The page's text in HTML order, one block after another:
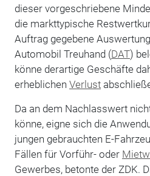
dieser vorgeschriebene
die markttypische
Auftrag gegebene
Automobil Treuhand (DAT)
könne derartige Geschäfte
erheblichen Verlust
Da an dem Nachlasswert
könne, eigne sich die
jungen gebrauchten E-
Fällen für Vorführ- oder
Gewerbes, betonte der ZDK.